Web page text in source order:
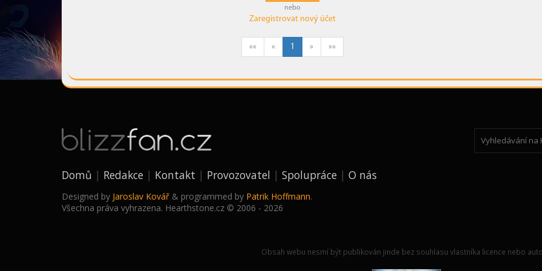
nebo
Zaregistrovat nový účet
«« « 1 » »»
Domů Redakce Kontakt Provozovatel Spolupráce O nás
Designed by Jaroslav Kovář & programmed by Patrik Hoffmann.
Všechna práva vyhrazena. Hearthstone.cz © 2006 - 2026
Obsah webu nesmí být publikován jinde bez souhlasu vlastníka licence nebo